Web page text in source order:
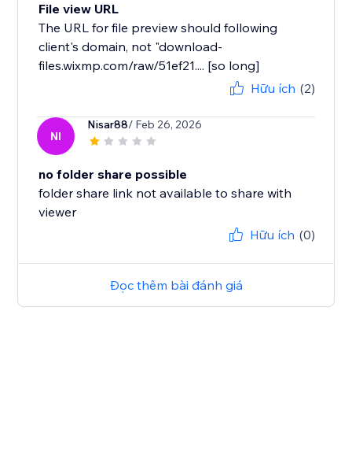
File view URL
The URL for file preview should following
client's domain, not "download-
files.wixmp.com/raw/51ef21.... [so long]
Hữu ích (2)
NI
Nisar88/ Feb 26, 2026
no folder share possible
folder share link not available to share with
viewer
Hữu ích (0)
Đọc thêm bài đánh giá